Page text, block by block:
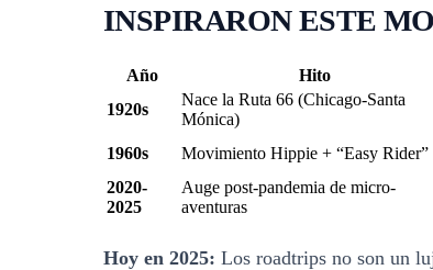
INSPIRARON ESTE
Año Hito
1920s
Nace la Ruta 66 (Chicago-Santa
Mónica)
1960s Movimiento Hippie + “Easy Rider”
2020-
2025
Auge post-pandemia de micro-
aventuras
Hoy en 2025: Los roadtrips no son un